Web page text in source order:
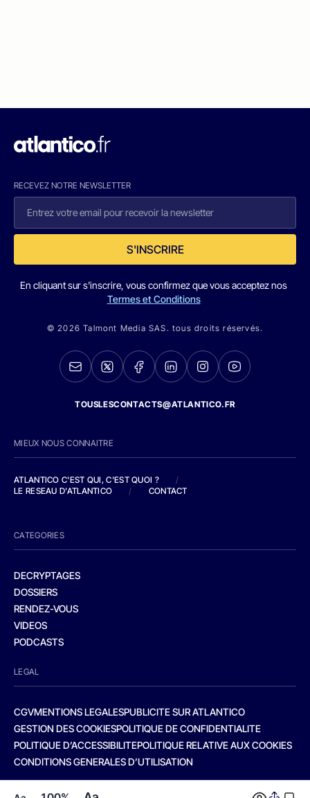
RECEVEZ NOTRE NEWSLETTER
S'INSCRIRE
En cliquant sur s'inscrire, vous confirmez que vous acceptez nos
Termes et Conditions
© 2026 Talmont Media SAS. tous droits réservés.
TOUSLESCONTACTS@ATLANTICO.FR
MIEUX NOUS CONNAITRE
ATLANTICO C'EST QUI, C'EST QUOI ?
/
LE RESEAU D'ATLANTICO
/ CONTACT
CATEGORIES
DECRYPTAGES
DOSSIERS
RENDEZ-VOUS
VIDEOS
PODCASTS
LEGAL
CGVMENTIONS LEGALESPUBLICITE SUR ATLANTICO
GESTION DES COOKIESPOLITIQUE DE CONFIDENTIALITE
POLITIQUE D’ACCESSIBILITEPOLITIQUE RELATIVE AUX COOKIES
CONDITIONS GENERALES D’UTILISATION